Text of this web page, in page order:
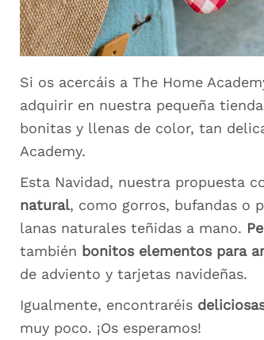
Si os acercáis a The Home
adquirir en nuestra pequeña
bonitas y llenas de color, tan
Academy.
Esta Navidad, nuestra propuesta
natural, como gorros, bufandas o
lanas naturales teñidas a mano.
también bonitos elementos para
de adviento y tarjetas navideñas.
Igualmente, encontraréis
muy poco. ¡Os esperamos!